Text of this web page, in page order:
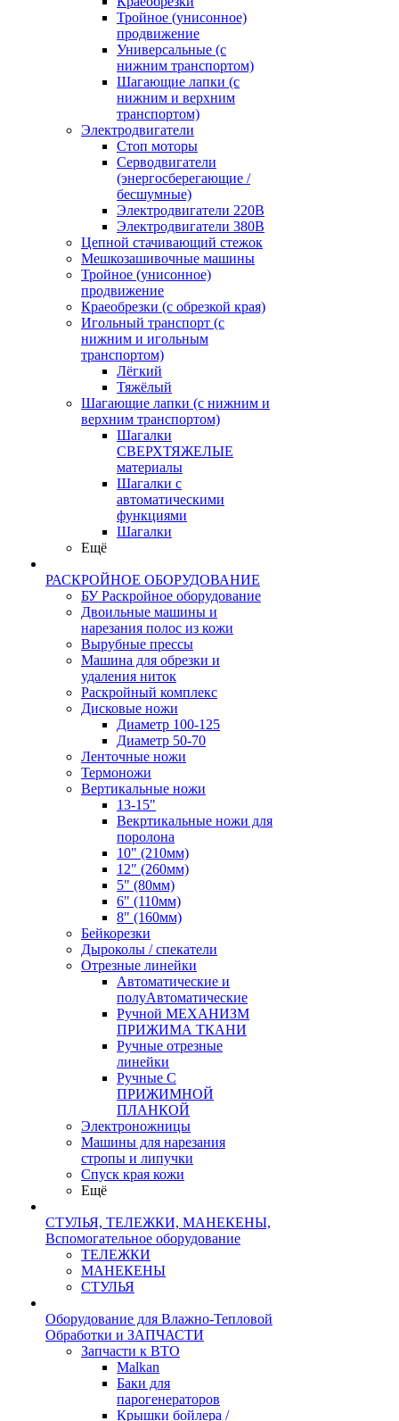
Тройное (унисонное)
продвижение
Универсальные (с
нижним транспортом)
Шагающие лапки (с
нижним и верхним
транспортом)
Электродвигатели
Стоп моторы
Серводвигатели
(энергосберегающие /
бесшумные)
Электродвигатели 220В
Электродвигатели 380В
Цепной стачивающий стежок
Мешкозашивочные машины
Тройное (унисонное)
продвижение
Краеобрезки (с обрезкой края)
Игольный транспорт (с
нижним и игольным
транспортом)
Лёгкий
Тяжёлый
Шагающие лапки (с нижним и
верхним транспортом)
Шагалки
СВЕРХТЯЖЕЛЫЕ
материалы
Шагалки с
автоматическими
функциями
Шагалки
Ещё
РАСКРОЙНОЕ ОБОРУДОВАНИЕ
БУ Раскройное оборудование
Двоильные машины и
нарезания полос из кожи
Вырубные прессы
Машина для обрезки и
удаления ниток
Раскройный комплекс
Дисковые ножи
Диаметр 100-125
Диаметр 50-70
Ленточные ножи
Термоножи
Вертикальные ножи
13-15"
Векртикальные ножи для
поролона
10" (210мм)
12" (260мм)
5" (80мм)
6" (110мм)
8" (160мм)
Бейкорезки
Дыроколы / спекатели
Отрезные линейки
Автоматические и
полуАвтоматические
Ручной МЕХАНИЗМ
ПРИЖИМА ТКАНИ
Ручные отрезные
линейки
Ручные С
ПРИЖИМНОЙ
ПЛАНКОЙ
Электроножницы
Машины для нарезания
стропы и липучки
Спуск края кожи
Ещё
СТУЛЬЯ, ТЕЛЕЖКИ, МАНЕКЕНЫ,
Вспомогательное оборудование
ТЕЛЕЖКИ
МАНЕКЕНЫ
СТУЛЬЯ
Оборудование для Влажно-Тепловой
Обработки и ЗАПЧАСТИ
Запчасти к ВТО
Malkan
Баки для
парогенераторов
Крышки бойлера /